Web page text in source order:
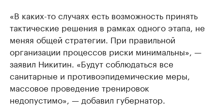
«В каких-то случаях есть возможность принять
тактические решения в рамках одного этапа, не
меняя общей стратегии. При правильной
организации процессов риски минимальны», —
заявил Никитин. «Будут соблюдаться все
санитарные и противоэпидемические меры,
массовое проведение тренировок
недопустимо», — добавил губернатор.